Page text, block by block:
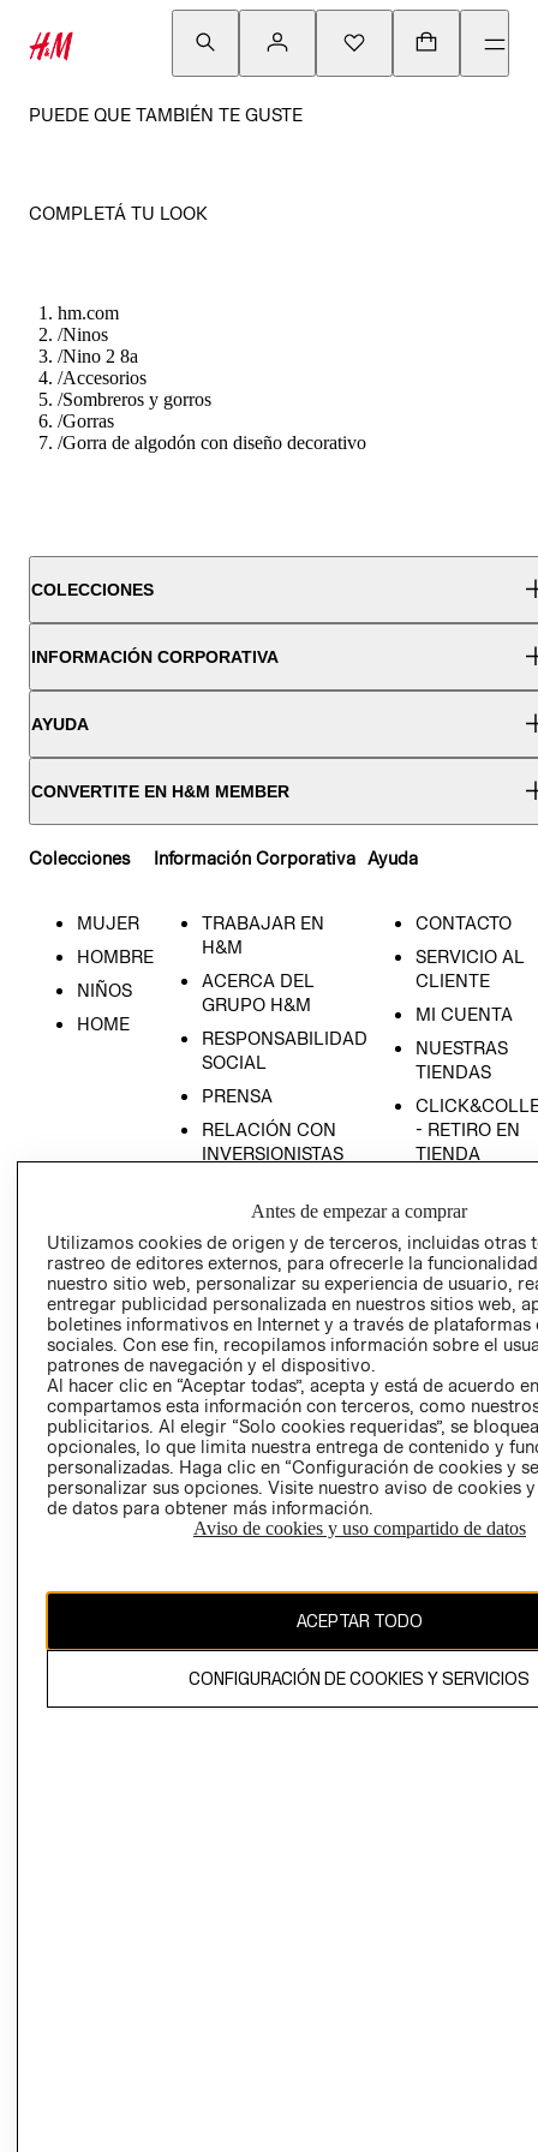
PUEDE QUE TAMBIÉN TE GUSTE
COMPLETÁ TU LOOK
hm.com
/Ninos
/Nino 2 8a
/Accesorios
/Sombreros y gorros
/Gorras
/Gorra de algodón con diseño decorativo
COLECCIONES
INFORMACIÓN CORPORATIVA
AYUDA
CONVERTITE EN H&M MEMBER
Colecciones
MUJER
HOMBRE
NIÑOS
HOME
Información Corporativa
TRABAJAR EN
H&M
ACERCA DEL
GRUPO H&M
RESPONSABILIDAD
SOCIAL
PRENSA
RELACIÓN CON
INVERSIONISTAS
EMPRESARIAL
Ayuda
CONTACTO
SERVICIO AL
CLIENTE
MI CUENTA
NUESTRAS
TIENDAS
- RETIRO EN
TIENDA
CONDICIONES
AVISO DE
PRIVACIDAD
GIFT CARD
AVISO DE
El contenido de esta página web está protegido por copyright y es
Antes de empezar a comprar
Utilizamos cookies de origen y de terceros, incluidas otras
rastreo de editores externos, para ofrecerle la
nuestro sitio web, personalizar su experiencia de usuario,
entregar publicidad personalizada en nuestros sitios web,
boletines informativos en Internet y a través de plataformas
sociales. Con ese fin, recopilamos información sobre el
patrones de navegación y el dispositivo.
Al hacer clic en “Aceptar todas”, acepta y está de acuerdo
compartamos esta información con terceros, como
publicitarios. Al elegir “Solo cookies requeridas”, se
opcionales, lo que limita nuestra entrega de contenido y
personalizadas. Haga clic en “Configuración de cookies y
personalizar sus opciones. Visite nuestro aviso de cookies
de datos para obtener más información.
Aviso de cookies y uso compartido de datos
ACEPTAR TODO
CONFIGURACIÓN DE COOKIES Y SERVICIOS